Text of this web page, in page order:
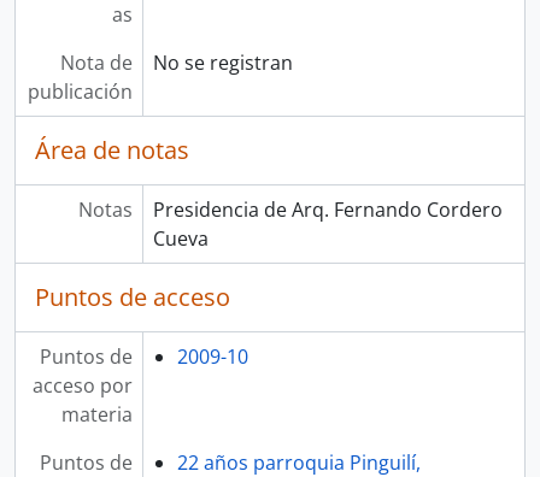
as
Nota de
publicación
No se registran
Área de notas
Notas
Presidencia de Arq. Fernando Cordero
Cueva
Puntos de acceso
Puntos de
acceso por
materia
2009-10
Puntos de
22 años parroquia Pinguilí,